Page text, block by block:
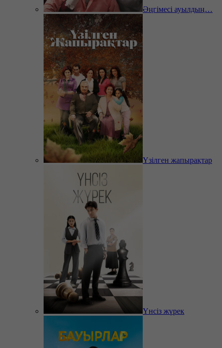
Әңгімесі ауылдың…
Үзілген жапырақтар
Үнсіз жүрек